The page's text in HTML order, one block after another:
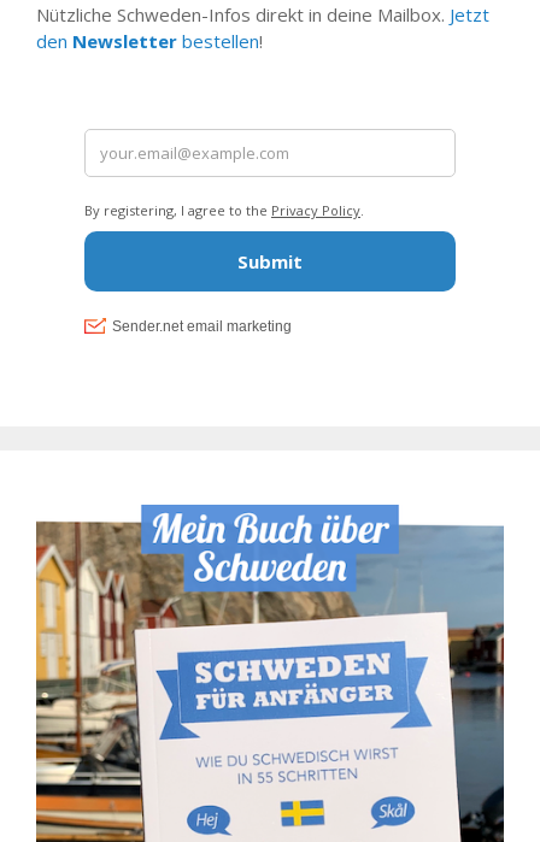
Nützliche Schweden-Infos direkt in deine Mailbox. Jetzt
den Newsletter bestellen!